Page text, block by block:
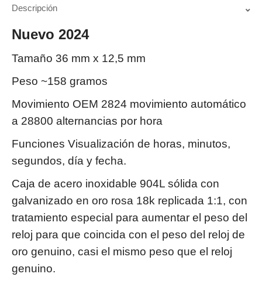
quantity
Descripción
Nuevo 2024
Tamaño 36 mm x 12,5 mm
Peso ~158 gramos
Movimiento OEM 2824 movimiento automático
a 28800 alternancias por hora
Funciones Visualización de horas, minutos,
segundos, día y fecha.
Caja de acero inoxidable 904L sólida con
galvanizado en oro rosa 18k replicada 1:1, con
tratamiento especial para aumentar el peso del
reloj para que coincida con el peso del reloj de
oro genuino, casi el mismo peso que el reloj
genuino.